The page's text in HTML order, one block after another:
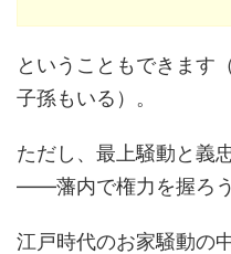
ということもできます
子孫もいる）。
ただし、最上騒動と義
――藩内で権力を握ろう
江戸時代のお家騒動の